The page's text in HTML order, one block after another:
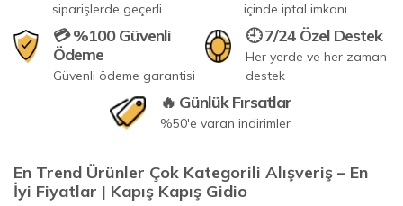
siparişlerde geçerli
içinde iptal imkanı
💳 %100 Güvenli
Ödeme
Güvenli ödeme garantisi
🕘 7/24 Özel Destek
Her yerde ve her zaman
destek
🔥 Günlük Fırsatlar
%50'e varan indirimler
En Trend Ürünler Çok Kategorili Alışveriş – En
İyi Fiyatlar | Kapış Kapış Gidio